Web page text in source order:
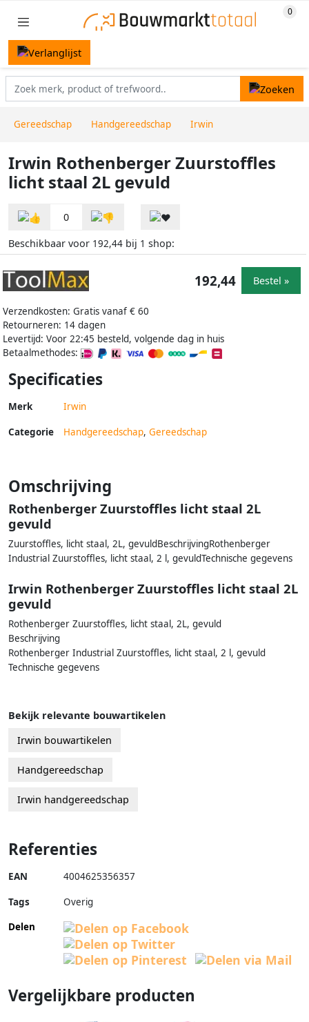
Gereedschap Handgereedschap Irwin
Irwin Rothenberger Zuurstoffles
licht staal 2L gevuld
0
Beschikbaar voor 192,44 bij 1 shop:
Verzendkosten: Gratis vanaf € 60
Retourneren: 14 dagen
Levertijd: Voor 22:45 besteld, volgende dag in huis
Betaalmethodes:
192,44 Bestel »
Specificaties
Merk Irwin
Categorie Handgereedschap, Gereedschap
Omschrijving
Rothenberger Zuurstoffles licht staal 2L
gevuld
Zuurstoffles, licht staal, 2L, gevuldBeschrijvingRothenberger
Industrial Zuurstoffles, licht staal, 2 l, gevuldTechnische gegevens
Irwin Rothenberger Zuurstoffles licht staal 2L
gevuld
Rothenberger Zuurstoffles, licht staal, 2L, gevuld
Beschrijving
Rothenberger Industrial Zuurstoffles, licht staal, 2 l, gevuld
Technische gegevens
Bekijk relevante bouwartikelen
Irwin bouwartikelen
Handgereedschap
Irwin handgereedschap
Referenties
EAN 4004625356357
Tags
Overig
Delen
Vergelijkbare producten